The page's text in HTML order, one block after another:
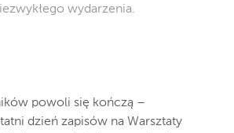
wydarzenia.
powoli się kończą –
dzień zapisów na Warsztaty